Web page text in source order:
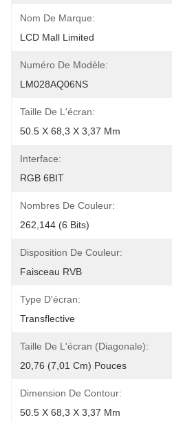
Nom De Marque:
LCD Mall Limited
Numéro De Modèle:
LM028AQ06NS
Taille De L'écran:
50.5 X 68,3 X 3,37 Mm
Interface:
RGB 6BIT
Nombres De Couleur:
262,144 (6 Bits)
Disposition De Couleur:
Faisceau RVB
Type D'écran:
Transflective
Taille De L'écran (diagonale):
20,76 (7,01 Cm) Pouces
Dimension De Contour:
50.5 X 68,3 X 3,37 Mm